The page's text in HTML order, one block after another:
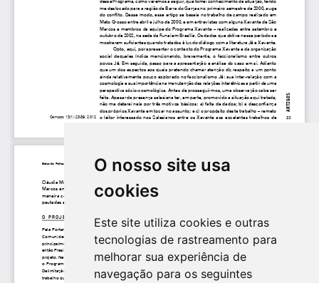
O nosso site usa
cookies
Este site utiliza cookies e outras
tecnologias de rastreamento para
melhorar sua experiência de
navegação para os seguintes